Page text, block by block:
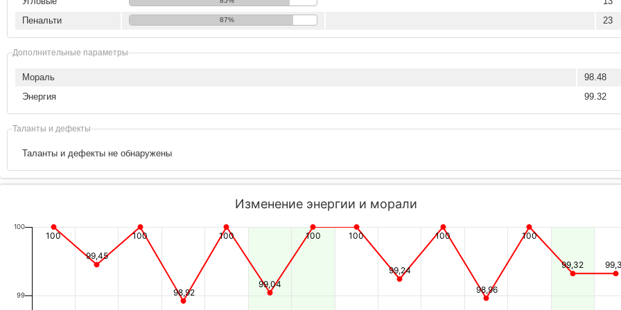
Пенальти
87% 23
Дополнительные параметры
Мораль
98.48
Энергия
99.32
Таланты и дефекты
Таланты и дефекты не обнаружены
Изменение энергии и морали
100
99,45
100
98,92
100
99,04
100 100
99,24
100
98,96
100
99,32
99
100